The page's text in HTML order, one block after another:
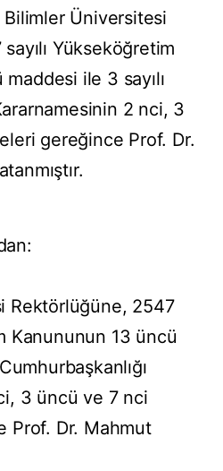
Bilimler Üniversitesi
Yükseköğretim
ile 3 sayılı
2 nci, 3
gereğince Prof. Dr.
Rektörlüğüne, 2547
Kanununun 13 üncü
3 üncü ve 7 nci
Prof. Dr. Mahmut